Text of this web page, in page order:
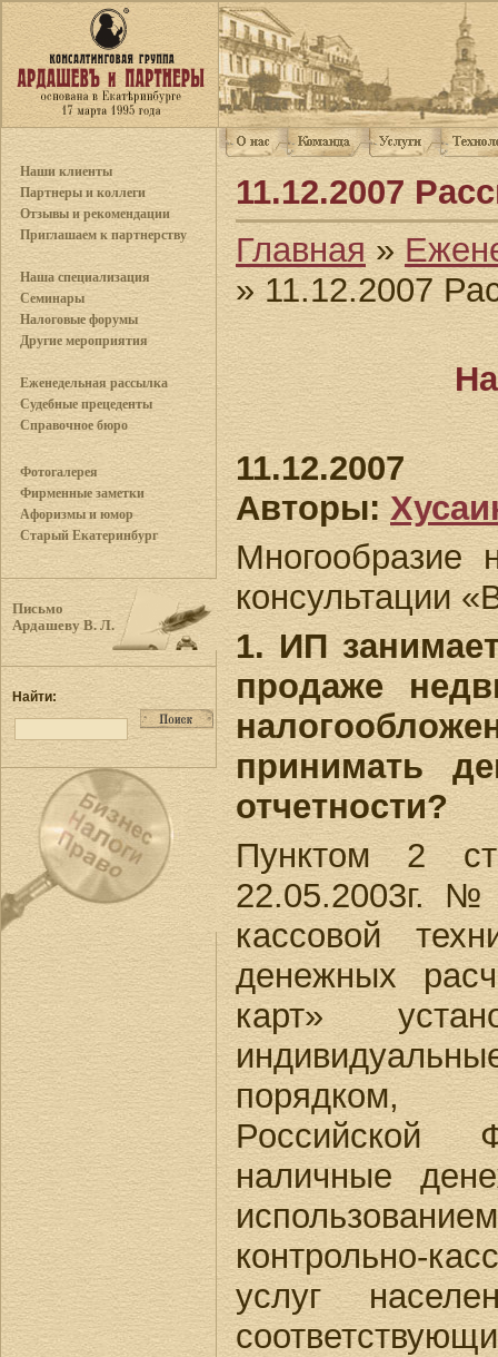
Наши клиенты
Партнеры и коллеги
Отзывы и рекомендации
Приглашаем к партнерству
Наша специализация
Семинары
Налоговые форумы
Другие мероприятия
Еженедельная рассылка
Судебные прецеденты
Справочное бюро
Фотогалерея
Фирменные заметки
Афоризмы и юмор
Старый Екатеринбург
Письмо
Ардашеву В. Л.
Найти:
11.12.2007
Главная»
» 11.12.2007
11.12.2007
Авторы:
Многообразие
консультации
1. ИП
продаже
принимать
отчетности?
Пунктом 2
22.05.2003г.
кассовой
денежных
карт»
порядком,
Российской
наличные
контрольно-
услуг